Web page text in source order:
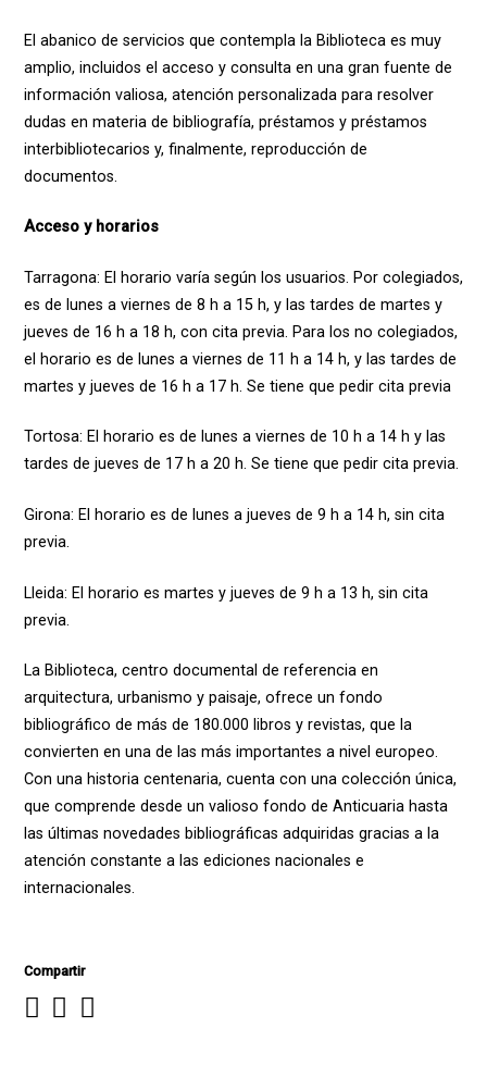
El abanico de servicios que contempla la Biblioteca es muy
amplio, incluidos el acceso y consulta en una gran fuente de
información valiosa, atención personalizada para resolver
dudas en materia de bibliografía, préstamos y préstamos
interbibliotecarios y, finalmente, reproducción de
documentos.
Acceso y horarios
Tarragona: El horario varía según los usuarios. Por colegiados,
es de lunes a viernes de 8 h a 15 h, y las tardes de martes y
jueves de 16 h a 18 h, con cita previa. Para los no colegiados,
el horario es de lunes a viernes de 11 h a 14 h, y las tardes de
martes y jueves de 16 h a 17 h. Se tiene que pedir cita previa
Tortosa: El horario es de lunes a viernes de 10 h a 14 h y las
tardes de jueves de 17 h a 20 h. Se tiene que pedir cita previa.
Girona: El horario es de lunes a jueves de 9 h a 14 h, sin cita
previa.
Lleida: El horario es martes y jueves de 9 h a 13 h, sin cita
previa.
La Biblioteca, centro documental de referencia en
arquitectura, urbanismo y paisaje, ofrece un fondo
bibliográfico de más de 180.000 libros y revistas, que la
convierten en una de las más importantes a nivel europeo.
Con una historia centenaria, cuenta con una colección única,
que comprende desde un valioso fondo de Anticuaria hasta
las últimas novedades bibliográficas adquiridas gracias a la
atención constante a las ediciones nacionales e
internacionales.
Compartir